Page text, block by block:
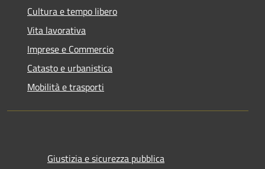
Cultura e tempo libero
Vita lavorativa
Imprese e Commercio
Catasto e urbanistica
Mobilità e trasporti
Giustizia e sicurezza pubblica